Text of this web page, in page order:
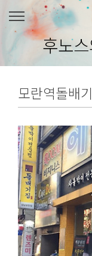
본문 바로가기
후노
모란역돌배